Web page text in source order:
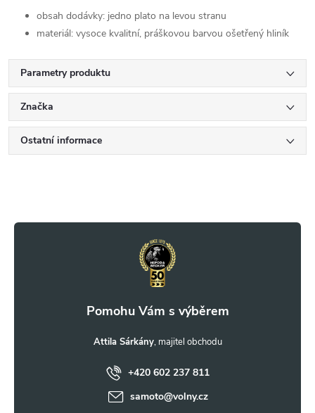
obsah dodávky: jedno plato na levou stranu
materiál: vysoce kvalitní, práškovou barvou ošetřený hliník
Parametry produktu
Značka
Ostatní informace
Attila Sárkány
+420 602 237 811
samoto@volny.cz